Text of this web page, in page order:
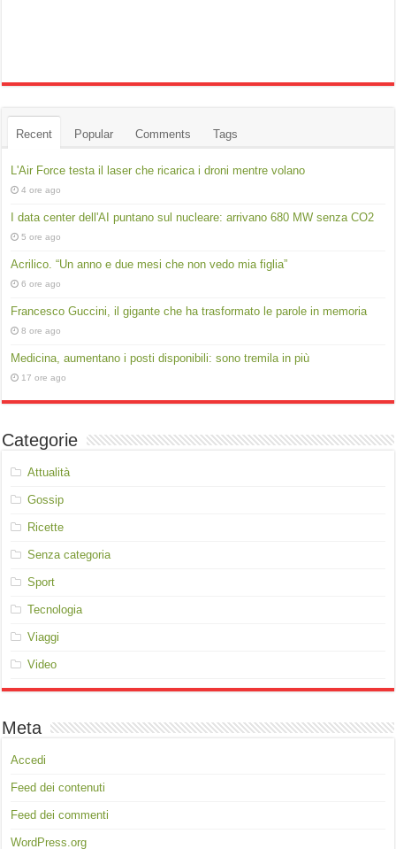
Recent Popular Comments Tags
L'Air Force testa il laser che ricarica i droni mentre volano
4 ore ago
I data center dell'AI puntano sul nucleare: arrivano 680 MW senza CO2
5 ore ago
Acrilico. “Un anno e due mesi che non vedo mia figlia”
6 ore ago
Francesco Guccini, il gigante che ha trasformato le parole in memoria
8 ore ago
Medicina, aumentano i posti disponibili: sono tremila in più
17 ore ago
Categorie
Attualità
Gossip
Ricette
Senza categoria
Sport
Tecnologia
Viaggi
Video
Meta
Accedi
Feed dei contenuti
Feed dei commenti
WordPress.org